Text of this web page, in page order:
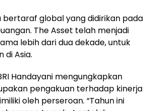
bertaraf global yang didirikan pada
The Asset telah menjadi
lebih dari dua dekade, untuk
di Asia.
Handayani mengungkapkan
pengakuan terhadap kinerja
oleh perseroan. “Tahun ini